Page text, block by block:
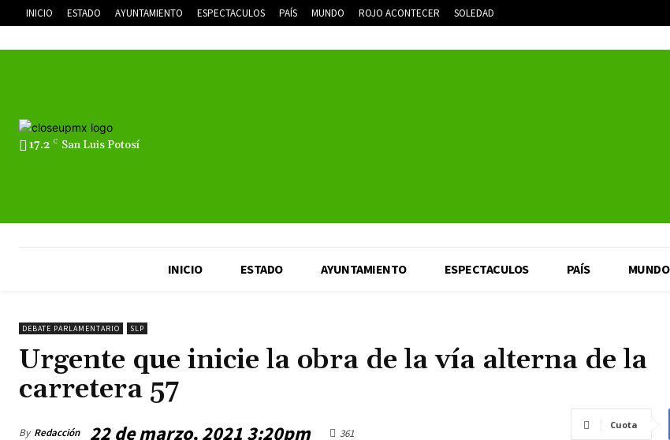
INICIO ESTADO AYUNTAMIENTO ESPECTACULOS PAÍS MUNDO ROJO ACONTECER SOLEDAD
17.2 C San Luis Potosí
INICIO ESTADO AYUNTAMIENTO ESPECTACULOS PAÍS MUNDO
DEBATE PARLAMENTARIO SLP
Urgente que inicie la obra de la vía alterna de la
carretera 57
By Redacción 22 de marzo, 2021 3:20pm 361
Cuota